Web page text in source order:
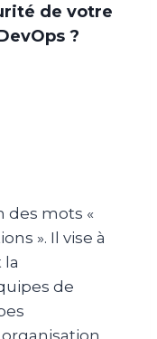
de votre
?
des mots «
». Il vise à
la
de